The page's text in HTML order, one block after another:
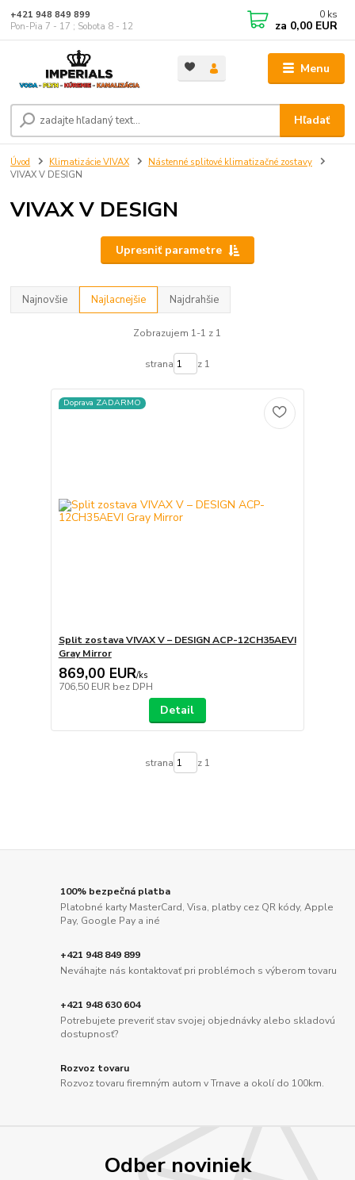
Menu
Hľadať
+421 948 849 899
Pon-Pia 7 - 17 ; Sobota 8 - 12
0 ks
za 0,00 EUR
Úvod Klimatizácie VIVAX
Nástenné splitové klimatizačné zostavy
VIVAX V DESIGN
VIVAX V DESIGN
Upresniť parametre
Najnovšie Najlacnejšie Najdrahšie
Zobrazujem 1-1 z 1
strana z 1
Doprava ZADARMO
Split zostava VIVAX V – DESIGN ACP-12CH35AEVI
Gray Mirror
869,00 EUR/ks
706,50 EUR bez DPH
Detail
strana z 1
100% bezpečná platba
Platobné karty MasterCard, Visa, platby cez QR kódy, Apple
Pay, Google Pay a iné
+421 948 849 899
Neváhajte nás kontaktovať pri problémoch s výberom tovaru
+421 948 630 604
Potrebujete preveriť stav svojej objednávky alebo skladovú
dostupnosť?
Rozvoz tovaru
Rozvoz tovaru firemným autom v Trnave a okolí do 100km.
Odber noviniek